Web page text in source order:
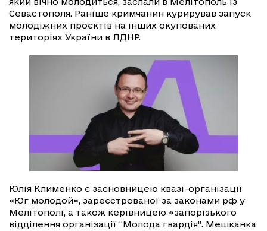
Севастополя. Раніше кримчанин курирував запуск
молодіжних проєктів на інших окупованих
територіях України в ЛДНР.
Юлія Клименко є засновницею квазі-організації
«Юг молодой», зареєстрованої за законами рф у
Мелітополі, а також керівницею «запорізького
відділення організації “Молода гвардія”. Мешканка